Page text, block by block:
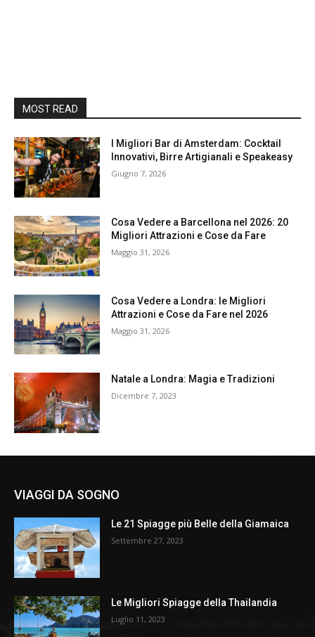
MOST READ
I Migliori Bar di Amsterdam: Cocktail
Innovativi, Birre Artigianali e Speakeasy
Giugno 7, 2026
Cosa Vedere a Barcellona nel 2026: 20
Migliori Attrazioni e Cose da Fare
Maggio 31, 2026
Cosa Vedere a Londra: le Migliori
Attrazioni e Cose da Fare nel 2026
Maggio 31, 2026
Natale a Londra: Magia e Tradizioni
Dicembre 7, 2023
VIAGGI DA SOGNO
Le 21 Spiagge più Belle della Giamaica
Settembre 27, 2023
Le Migliori Spiagge della Thailandia
Luglio 11, 2023